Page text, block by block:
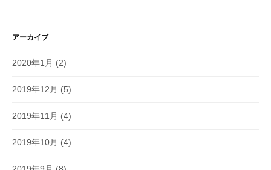
アーカイブ
2020年1月 (2)
2019年12月 (5)
2019年11月 (4)
2019年10月 (4)